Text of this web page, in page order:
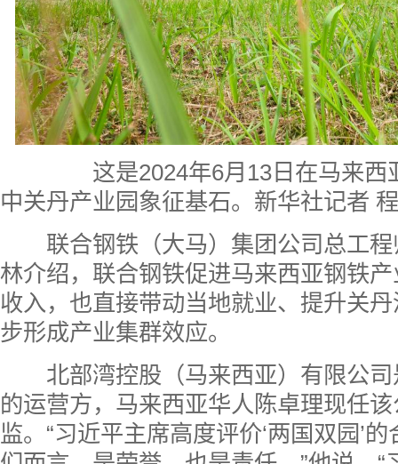
这是2024年6月13日在马来西
中关丹产业园象征基石。新华社记者
联合钢铁（大马）集团公司总工程
林介绍，联合钢铁促进马来西亚钢铁
收入，也直接带动当地就业、提升关
步形成产业集群效应。
北部湾控股（马来西亚）有限公司
的运营方，马来西亚华人陈卓理现任
监。“习近平主席高度评价‘两国双园’